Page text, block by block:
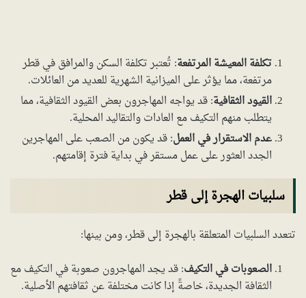
تكلفة المعيشة المرتفعة: تُعتبر تكلفة السكن والمرافق في قطر
مرتفعة، مما يؤثر على الميزانية الشهرية للعديد من العائلات.
القيود الثقافية: قد يواجه المهاجرون بعض القيود الثقافية، مما
يتطلب منهم التكيف مع العادات والتقاليد المحلية.
عدم الاستقرار في العمل: قد يكون من الصعب على المهاجرين
الجدد العثور على عمل مستقر في بداية فترة إقامتهم.
سلبيات الهجرة إلى قطر
تتعدد السلبيات المتعلقة بالهجرة إلى قطر، ومن بينها:
الصعوبات في التكيف: قد يجد المهاجرون صعوبة في التكيف مع
الثقافة الجديدة، خاصةً إذا كانت مختلفة عن ثقافتهم الأصلية.